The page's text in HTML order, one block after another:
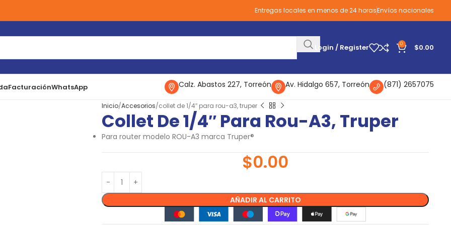
Entregas locales en menos de 24 horasEnvíos nacionales
Login / Register 0 $0.00
FacturaciónWhatsApp Calz. Abastos 227, Torreón Av. Hidalgo 657, Torreón (871) 2657075
Inicio Accesorios collet de 1/4″ para rou-a3, truper
Collet De 1/4″ Para Rou-A3, Truper
Para router modelo ROU-A3 marca Truper®
$0.00
AÑADIR AL CARRITO